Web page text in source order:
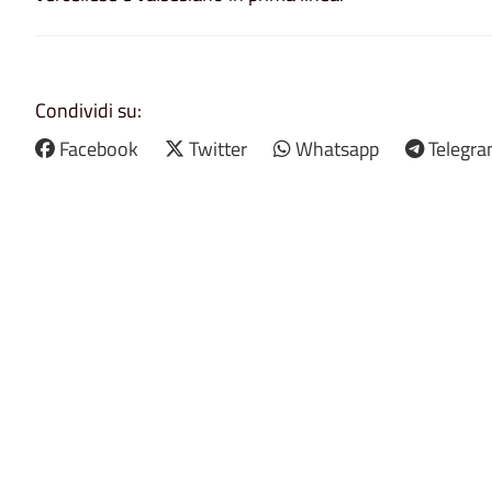
Condividi su:
Facebook
Twitter Whatsapp